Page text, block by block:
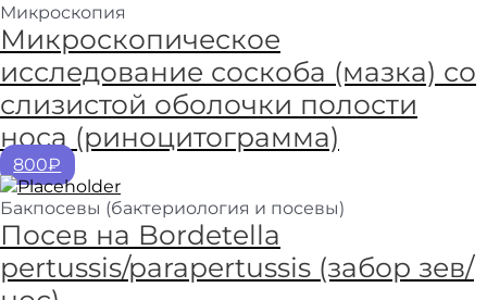
Микроскопия
Микроскопическое
исследование соскоба (мазка) со
слизистой оболочки полости
носа (риноцитограмма)
800₽
Бакпосевы (бактериология и посевы)
Посев на Bordetella
pertussis/parapertussis (забор зев/